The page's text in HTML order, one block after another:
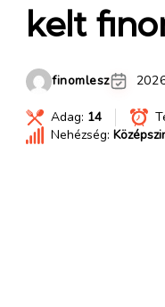
kelt
finomlesz
Adag: 14
Nehézség: